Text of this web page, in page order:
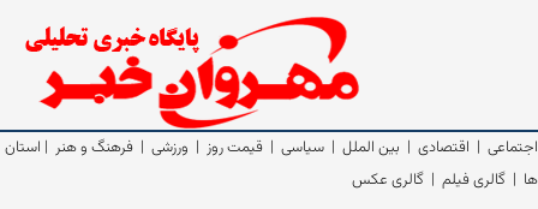
اجتماعی | اقتصادی | بین الملل | سیاسی | قیمت روز | ورزشی | فرهنگ و هنر | استان
ها | گالری فیلم | گالری عکس